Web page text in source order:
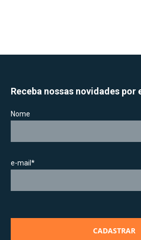
Receba nossas novidades por
Nome
e-mail*